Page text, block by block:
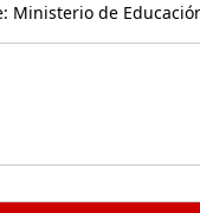
Ministerio de